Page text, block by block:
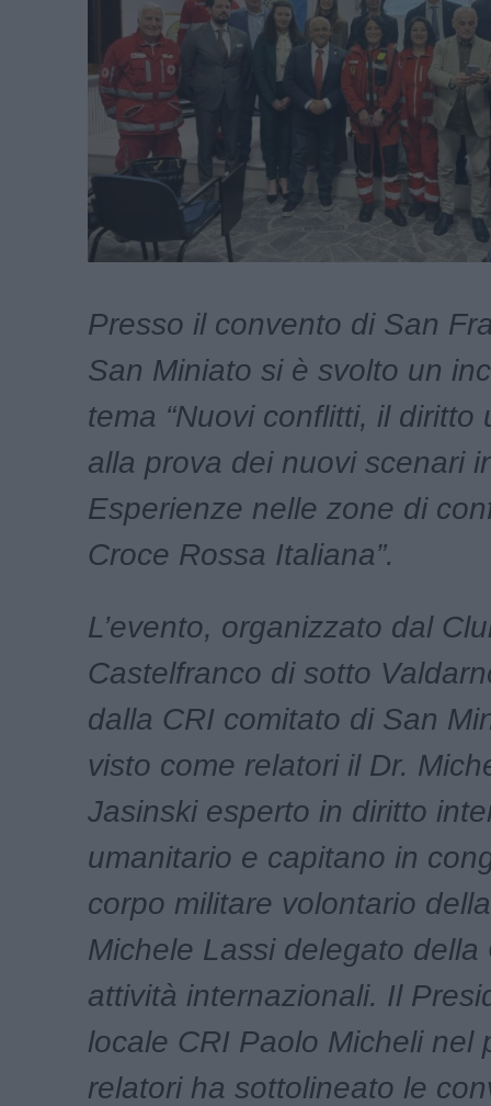
Presso il convento di San
San Miniato si è svolto un
tema “Nuovi conflitti, il diritto
alla prova dei nuovi scenari
Esperienze nelle zone di
Croce Rossa Italiana”.
L’evento, organizzato dal
Castelfranco di sotto
dalla CRI comitato di San
visto come relatori il Dr.
Jasinski esperto in diritto
umanitario e capitano in
corpo militare volontario
Michele Lassi delegato della
attività internazionali. Il
locale CRI Paolo Micheli nel
relatori ha sottolineato le